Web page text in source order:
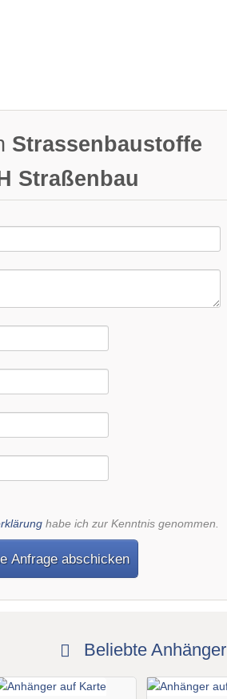
Strassenbaustoffe
Straßenbau
habe ich zur Kenntnis genommen.
Anfrage abschicken
Beliebte Anhänger